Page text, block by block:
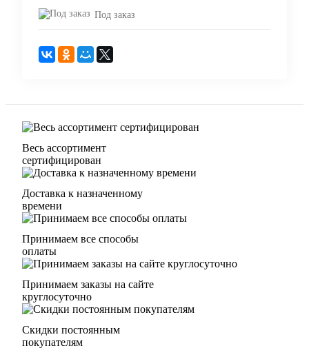
Под заказ
Весь ассортимент
сертифицирован
Доставка к назначенному
времени
Принимаем все способы
оплаты
Принимаем заказы на сайте
круглосуточно
Скидки постоянным
покупателям